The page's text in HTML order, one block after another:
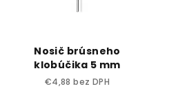
Nosič brúsneho
klobúčika 5 mm
€4,88 bez DPH